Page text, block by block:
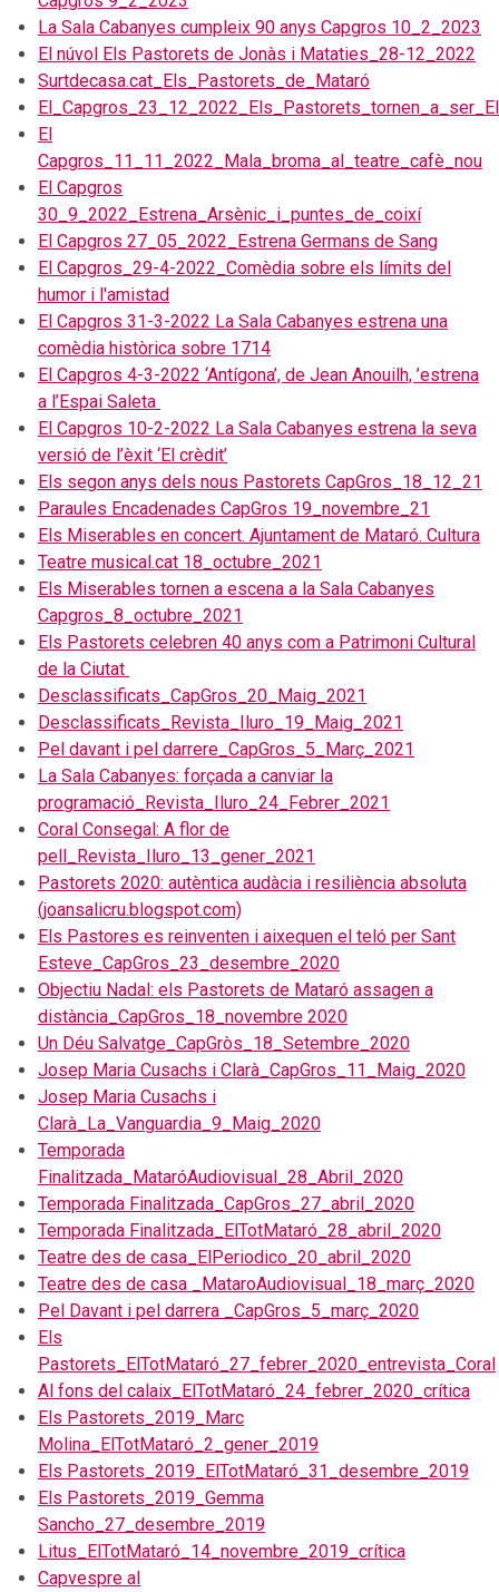
La Sala Cabanyes cumpleix 90 anys Capgros 10_2_2023
El núvol Els Pastorets de Jonàs i Mataties_28-12_2022
Surtdecasa.cat_Els_Pastorets_de_Mataró
El
Capgros_11_11_2022_Mala_broma_al_teatre_cafè_nou
El Capgros
30_9_2022_Estrena_Arsènic_i_puntes_de_coixí
El Capgros 27_05_2022_Estrena Germans de Sang
El Capgros_29-4-2022_Comèdia sobre els límits del
humor i l'amistad
El Capgros 31-3-2022 La Sala Cabanyes estrena una
comèdia històrica sobre 1714
El Capgros 4-3-2022 ‘Antígona’, de Jean Anouilh, ’estrena
a l’Espai Saleta
El Capgros 10-2-2022 La Sala Cabanyes estrena la seva
versió de l’èxit ‘El crèdit’
Els segon anys dels nous Pastorets CapGros_18_12_21
Paraules Encadenades CapGros 19_novembre_21
Els Miserables en concert. Ajuntament de Mataró. Cultura
Teatre musical.cat 18_octubre_2021
Els Miserables tornen a escena a la Sala Cabanyes
Capgros_8_octubre_2021
Els Pastorets celebren 40 anys com a Patrimoni Cultural
de la Ciutat
Desclassificats_CapGros_20_Maig_2021
Desclassificats_Revista_Iluro_19_Maig_2021
Pel davant i pel darrere_CapGros_5_Març_2021
La Sala Cabanyes: forçada a canviar la
programació_Revista_Iluro_24_Febrer_2021
Coral Consegal: A flor de
pell_Revista_Iluro_13_gener_2021
Pastorets 2020: autèntica audàcia i resiliència absoluta
(joansalicru.blogspot.com)
Els Pastores es reinventen i aixequen el teló per Sant
Esteve_CapGros_23_desembre_2020
Objectiu Nadal: els Pastorets de Mataró assagen a
distància_CapGros_18_novembre 2020
Un Déu Salvatge_CapGròs_18_Setembre_2020
Josep Maria Cusachs i Clarà_CapGros_11_Maig_2020
Josep Maria Cusachs i
Clarà_La_Vanguardia_9_Maig_2020
Temporada
Finalitzada_MataróAudiovisual_28_Abril_2020
Temporada Finalitzada_CapGros_27_abril_2020
Temporada Finalitzada_ElTotMataró_28_abril_2020
Teatre des de casa_ElPeriodico_20_abril_2020
Teatre des de casa _MataroAudiovisual_18_març_2020
Pel Davant i pel darrera _CapGros_5_març_2020
Els
Pastorets_ElTotMataró_27_febrer_2020_entrevista_Coral
Al fons del calaix_ElTotMataró_24_febrer_2020_crítica
Els Pastorets_2019_Marc
Molina_ElTotMataró_2_gener_2019
Els Pastorets_2019_ElTotMataró_31_desembre_2019
Els Pastorets_2019_Gemma
Sancho_27_desembre_2019
Litus_ElTotMataró_14_novembre_2019_crítica
Capvespre al